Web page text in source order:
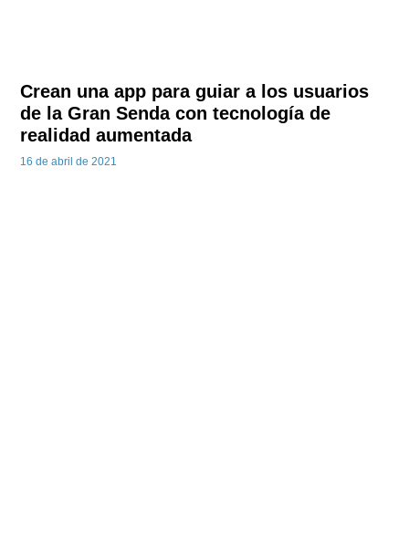
Crean una app para guiar a los usuarios
de la Gran Senda con tecnología de
realidad aumentada
16 de abril de 2021